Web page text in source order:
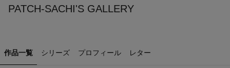
PATCH-SACHI'S GALLERY
作品一覧 シリーズ プロフィール レター